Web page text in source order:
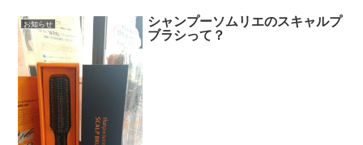
お知らせ シャンプーソムリエのスキャルプ
ブラシって？